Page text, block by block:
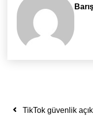
Yazı
TikTok güvenlik